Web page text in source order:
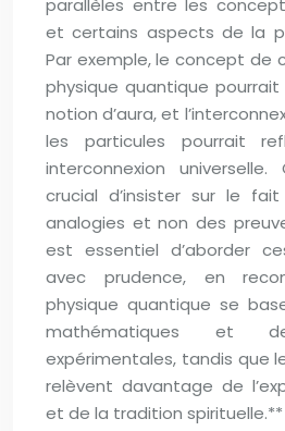
parallèles entre les
et certains aspects de la
Par exemple, le concept de
physique quantique
notion d’aura, et
les particules pourrait
interconnexion
crucial d’insister sur le
analogies et non des
est essentiel d’aborder
avec prudence, en
physique quantique se
mathématiques et
expérimentales, tandis que
relèvent davantage de
et de la tradition spirituelle.**